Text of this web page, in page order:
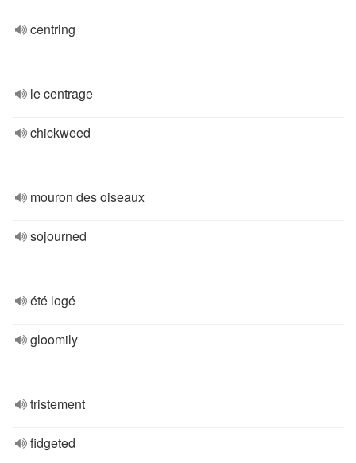
centring
le centrage
chickweed
mouron des oiseaux
sojourned
été logé
gloomily
tristement
fidgeted